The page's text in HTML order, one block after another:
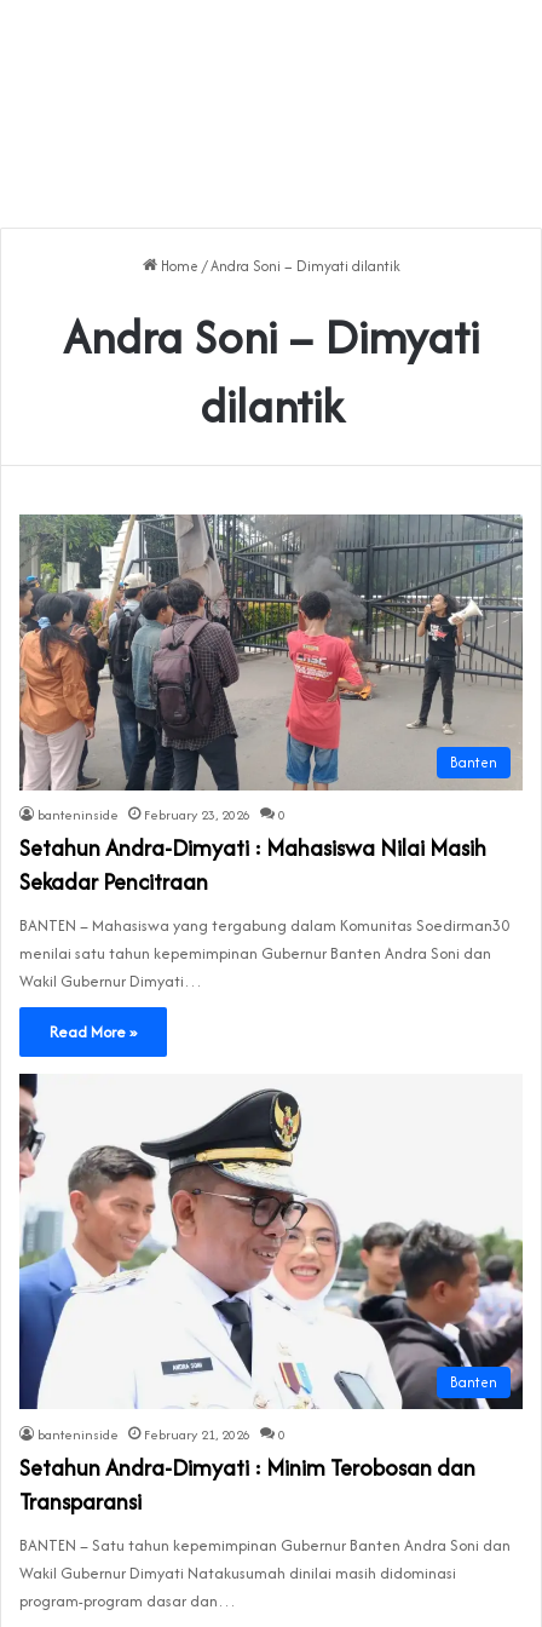
Home / Andra Soni – Dimyati dilantik
Andra Soni – Dimyati
dilantik
Banten
banteninside February 23, 2026 0
Setahun Andra-Dimyati : Mahasiswa Nilai Masih
Sekadar Pencitraan
BANTEN – Mahasiswa yang tergabung dalam Komunitas Soedirman30
menilai satu tahun kepemimpinan Gubernur Banten Andra Soni dan
Wakil Gubernur Dimyati…
Read More »
Banten
banteninside February 21, 2026 0
Setahun Andra-Dimyati : Minim Terobosan dan
Transparansi
BANTEN – Satu tahun kepemimpinan Gubernur Banten Andra Soni dan
Wakil Gubernur Dimyati Natakusumah dinilai masih didominasi
program-program dasar dan…